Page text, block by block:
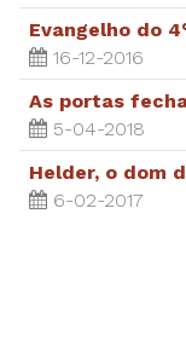
Evangelho do
16-12-2016
As portas
5-04-2018
Helder, o dom
6-02-2017